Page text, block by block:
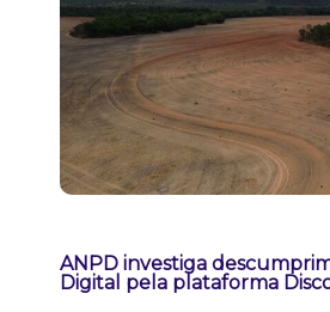
ANPD investiga
Digital pela plataforma